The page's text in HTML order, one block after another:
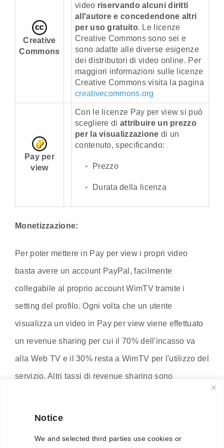
Notice
We and selected third parties use cookies or
Creative
Commons
video riservando alcuni diritti
all'autore e concedendone altri
per uso gratuito. Le licenze
Creative Commons sono sei e
sono adatte alle diverse esigenze
dei distributori di video online. Per
maggiori informazioni sulle licenze
Creative Commons visita la pagina
creativecommons.org
Pay per
view
Con le licenze Pay per view si può
scegliere di attribuire un prezzo
per la visualizzazione di un
contenuto, specificando:
Prezzo
Durata della licenza
Monetizzazione:
Per poter mettere in Pay per view i propri video
basta avere un account PayPal, facilmente
collegabile al proprio account WimTV tramite i
setting del profilo. Ogni volta che un utente
visualizza un video in Pay per view viene effettuato
un revenue sharing per cui il 70% dell'incasso va
alla Web TV e il 30% resta a WimTV per l'utilizzo del
servizio. Altri tassi di revenue sharing sono